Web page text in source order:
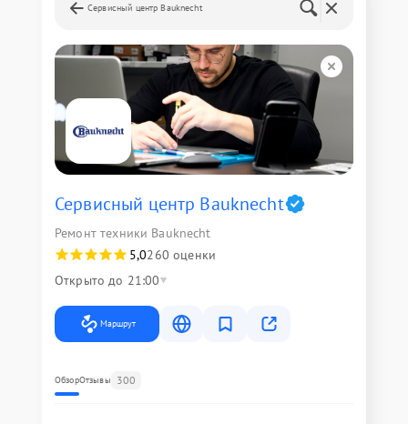
Сервисный центр Bauknecht
Сервисный центр Bauknecht
Ремонт техники Bauknecht
5,0260 оценки
Открыто до 21:00
Маршрут
ОбзорОтзывы 300